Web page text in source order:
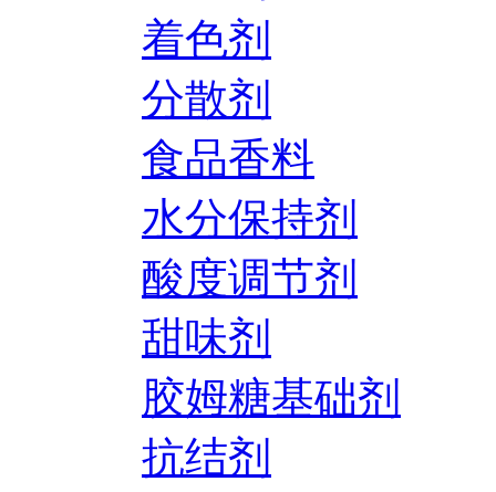
着色剂
分散剂
食品香料
水分保持剂
酸度调节剂
甜味剂
胶姆糖基础剂
抗结剂